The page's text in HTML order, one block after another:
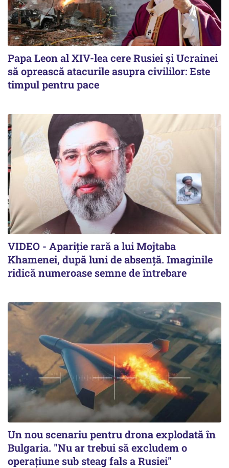
Papa Leon al XIV-lea cere Rusiei și Ucrainei
să oprească atacurile asupra civililor: Este
timpul pentru pace
VIDEO - Apariție rară a lui Mojtaba
Khamenei, după luni de absență. Imaginile
ridică numeroase semne de întrebare
Un nou scenariu pentru drona explodată în
Bulgaria. "Nu ar trebui să excludem o
operațiune sub steag fals a Rusiei"